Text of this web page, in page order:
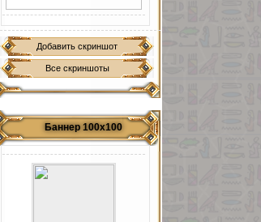
Добавить скриншот
Все скриншоты
Баннер 100х100